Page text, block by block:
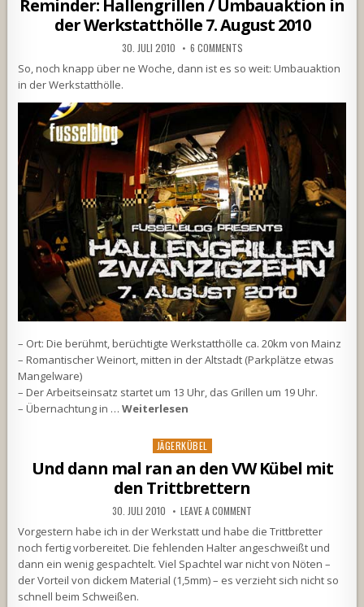
Reminder: Hallengrillen / Umbauaktion in
der Werkstatthölle 7. August 2010
30. JULI 2010 6 COMMENTS
So, noch knapp über ne Woche, dann ist es so weit: Umbauaktion
in der Werkstatthölle.
– Ort: Die berühmt, berüchtigte Werkstatthölle ca. 20km von Mainz
– Romantischer Weinort, mitten in der Altstadt (Parkplätze etwas
Mangelware)
– Der Arbeitseinsatz startet um 13 Uhr, das Grillen um 19 Uhr.
– Übernachtung in …Weiterlesen
Posted
JÄGERKÜBEL
Und dann mal ran an den VW Kübel mit
den Trittbrettern
30. JULI 2010 LEAVE A COMMENT
Vorgestern habe ich in der Werkstatt und habe die Trittbretter
noch fertig vorbereitet. Die fehlenden Halter angeschweißt und
dann ein wenig gespachtelt. Viel Spachtel war nicht von Nöten –
der Vorteil von dickem Material (1,5mm) – es verzieht sich nicht so
schnell beim Schweißen.